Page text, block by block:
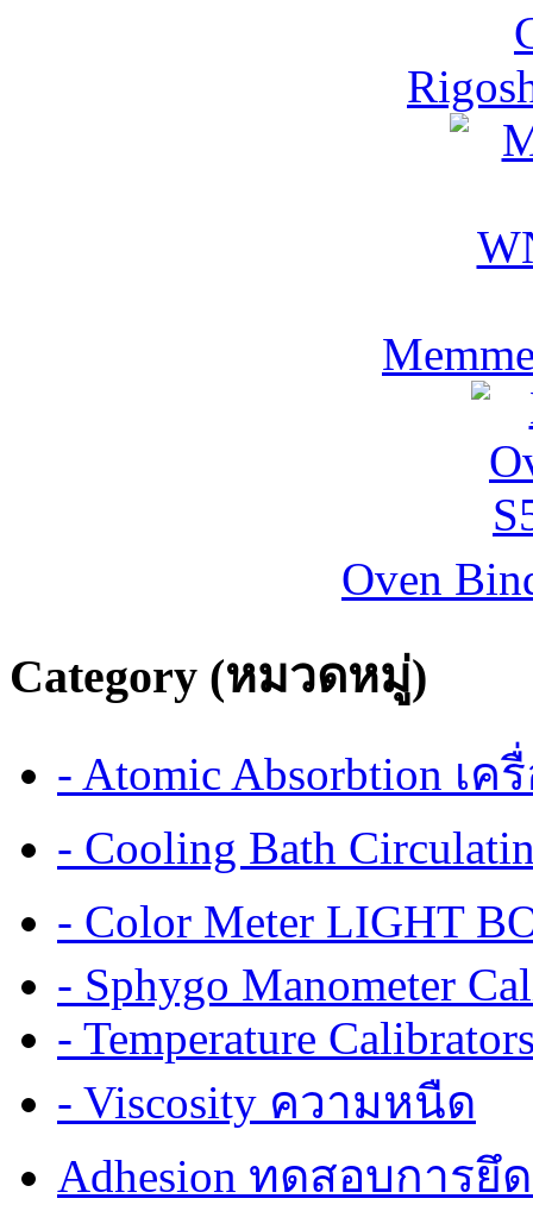
Oven
Category (หมวดหมู่)
- Atomic Absorbtion เ
- Cooling Bath
- Color Meter LIGHT
- Sphygo Manometer
- Temperature
- Viscosity ความหนืด
Adhesion ทดสอบการยึ